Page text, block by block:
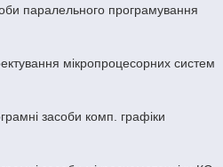
паралельного програмування
мікропроцесорних систем
засоби комп. графіки